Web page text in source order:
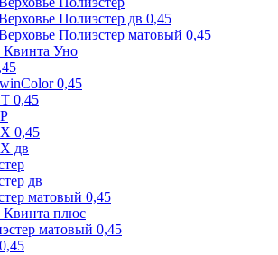
Полиэстер дв 0,45
Полиэстер матовый 0,45
Квинта Уно
0,45
0,45
0,45
дв
дв
матовый 0,45
Квинта плюс
матовый 0,45